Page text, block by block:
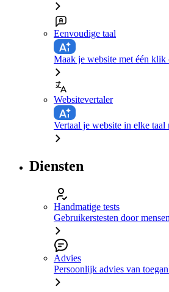
Eenvoudige taal
Maak je website met één
Websitevertaler
Vertaal je website in elke taal
Diensten
Handmatige tests
Gebruikerstesten door
Advies
Persoonlijk advies van